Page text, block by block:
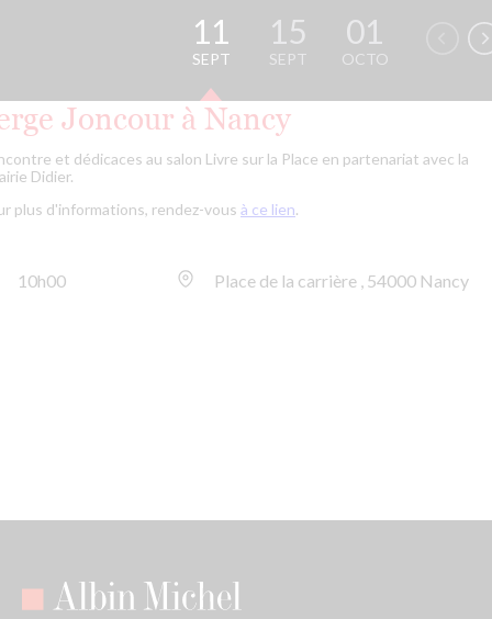
11
SEPT
15
SEPT
01
OCTO
Joncour à Nancy
et dédicaces au salon Livre sur la Place en partenariat avec la
Didier.
plus d'informations, rendez-vous à ce lien.
10h00 Place de la carrière , 54000 Nancy